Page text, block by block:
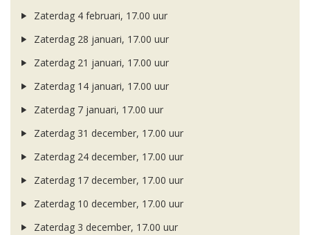
Zaterdag 4 februari, 17.00 uur
Zaterdag 28 januari, 17.00 uur
Zaterdag 21 januari, 17.00 uur
Zaterdag 14 januari, 17.00 uur
Zaterdag 7 januari, 17.00 uur
Zaterdag 31 december, 17.00 uur
Zaterdag 24 december, 17.00 uur
Zaterdag 17 december, 17.00 uur
Zaterdag 10 december, 17.00 uur
Zaterdag 3 december, 17.00 uur